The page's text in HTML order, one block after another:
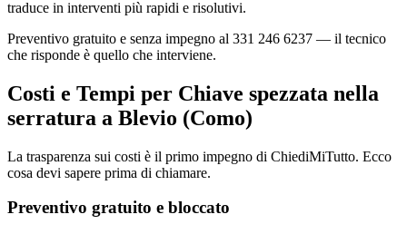
traduce in interventi più rapidi e risolutivi.
Preventivo gratuito e senza impegno al 331 246 6237 — il tecnico
che risponde è quello che interviene.
Costi e Tempi per Chiave spezzata nella
serratura a Blevio (Como)
La trasparenza sui costi è il primo impegno di ChiediMiTutto. Ecco
cosa devi sapere prima di chiamare.
Preventivo gratuito e bloccato